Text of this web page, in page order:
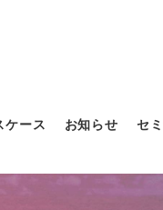
ケース お知らせ セ